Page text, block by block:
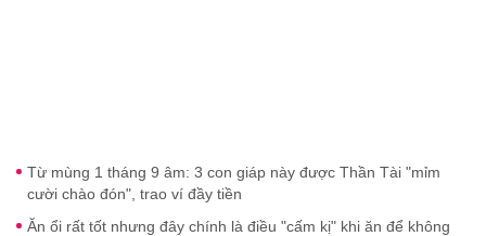
Từ mùng 1 tháng 9 âm: 3 con giáp này được Thần Tài "mỉm
cười chào đón", trao ví đầy tiền
Ăn ổi rất tốt nhưng đây chính là điều "cấm kị" khi ăn để không